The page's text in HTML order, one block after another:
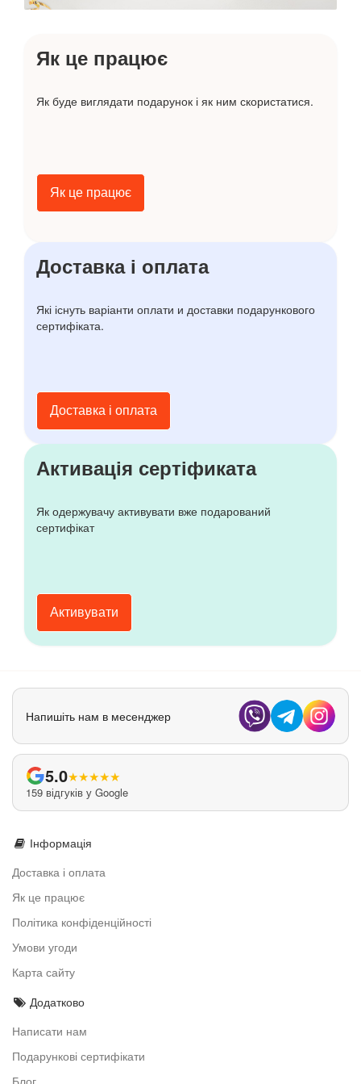
Як це працює
Як буде виглядати подарунок і як ним скористатися.
Як це працює
Доставка і оплата
Які існуть варіанти оплати и доставки подарункового
сертифіката.
Доставка і оплата
Активація сертіфиката
Як одержувачу активувати вже подарований
сертифікат
Активувати
Напишіть нам в месенджер
5.0★★★★★
159 відгуків у Google
Інформація
Доставка і оплата
Як це працює
Політика конфіденційності
Умови угоди
Карта сайту
Додатково
Написати нам
Подарункові сертифікати